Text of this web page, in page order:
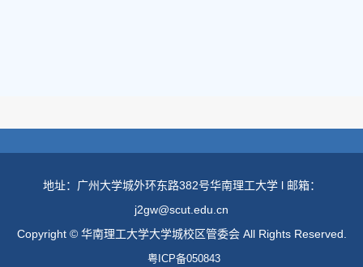
地址：广州大学城外环东路382号华南理工大学 l 邮箱：
j2gw@scut.edu.cn
Copyright © 华南理工大学大学城校区管委会 All Rights Reserved.
粤ICP备050843